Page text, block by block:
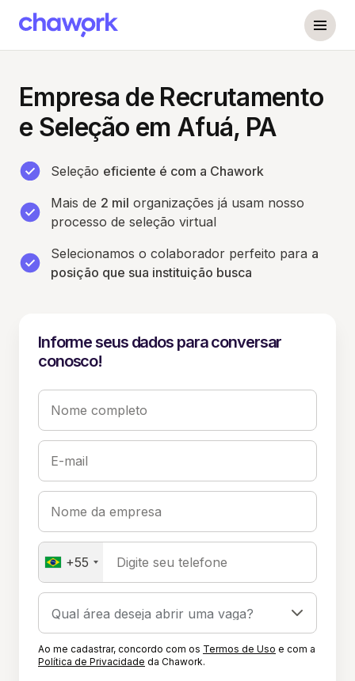
Empresa de Recrutamento
e Seleção em Afuá, PA
Seleção eficiente é com a Chawork
Mais de 2 mil organizações já usam nosso
processo de seleção virtual
Selecionamos o colaborador perfeito para a
posição que sua instituição busca
Informe seus dados para conversar
conosco!
Nome completo
E-mail
Nome da empresa
+55 Digite seu telefone
Ao me cadastrar, concordo com os Termos de Uso e com a
Política de Privacidade da Chawork.